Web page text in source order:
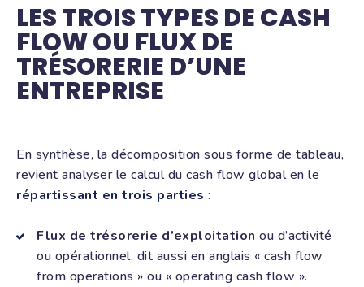
LES TROIS TYPES DE CASH
FLOW OU FLUX DE
TRÉSORERIE D’UNE
ENTREPRISE
En synthèse, la décomposition sous forme de tableau,
revient analyser le calcul du cash flow global en le
répartissant en trois parties :
Flux de trésorerie d’exploitation ou d’activité
ou opérationnel, dit aussi en anglais « cash flow
from operations » ou « operating cash flow ».